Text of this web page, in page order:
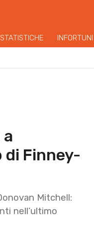
STATISTICHE INFORTUNI
di Finney-
Mitchell:
nell’ultimo